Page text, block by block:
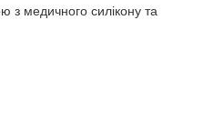
з медичного силікону та